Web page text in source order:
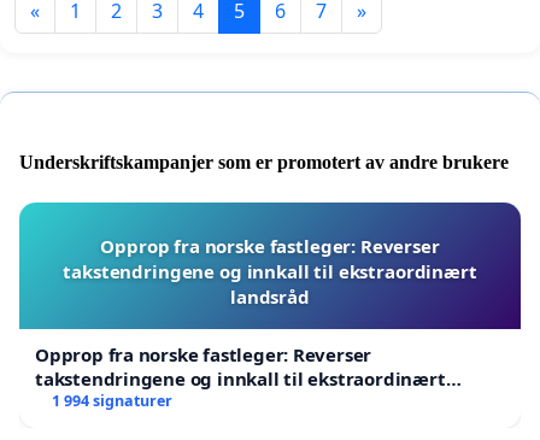
« 1 2 3 4 5 6 7 »
Underskriftskampanjer som er promotert av andre brukere
Opprop fra norske fastleger: Reverser
takstendringene og innkall til ekstraordinært
landsråd
Opprop fra norske fastleger: Reverser
takstendringene og innkall til ekstraordinært
landsråd
1 994 signaturer